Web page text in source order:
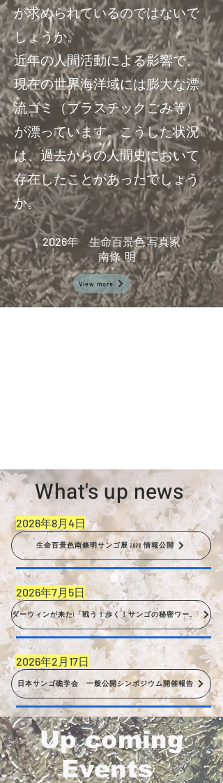
が求められているのではないで
しょうか。
近年の人間活動による影響で、
現在の世界海洋域には膨大な漂
流ゴミ（プラスチックごみ等）
が漂っています。こうした状況
は、過去からの人間史において
存在したことがあったでしょう
か。
​2026年 生命百景色 写真家
南條 明
View more
What's up news
2026年8月4日
生命百景色南條明サンゴ展 2026 情報公開
2026年7月5日
ダーウィンが来た!「戦う！歩く！サンゴの秘密ワールド」 2026年7月5日（日） 夜７時30分 NHK 総合
2026年2月17日
日本サンゴ礁学会 一般公開シンポジウム開催報告
Up coming
Events